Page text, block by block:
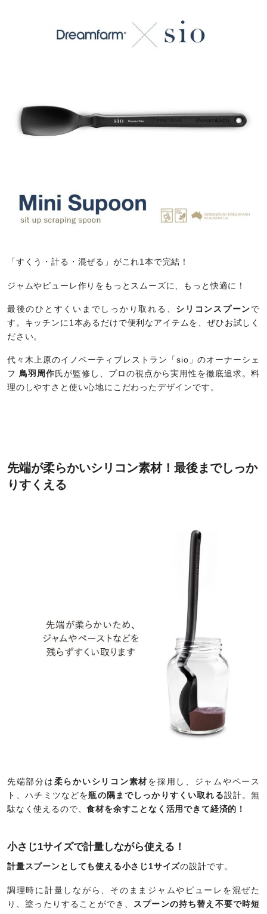
「すくう・計る・混ぜる」がこれ1本で完結！
ジャムやピューレ作りをもっとスムーズに、もっと快適に！
最後のひとすくいまでしっかり取れる、 シリコンスプーン で
す。キッチンに1本あるだけで便利なアイテムを、ぜひお試しく
ださい。
代々木上原のイノベーティブレストラン「sio」のオーナーシェ
フ 鳥羽周作 氏が監修し、プロの視点から実用性を徹底追求。料
理のしやすさと使い心地にこだわったデザインです。
先端が柔らかいシリコン素材！最後までしっか
りすくえる
先端部分は 柔らかいシリコン素材 を採用し、ジャムやペース
ト、ハチミツなどを瓶の隅までしっかりすくい取れる設計。無
駄なく使えるので、食材を余すことなく活用できて経済的！
小さじ1サイズで計量しながら使える！
計量スプーンとしても使える小さじ1サイズの設計です。
調理時に計量しながら、そのままジャムやピューレを混ぜた
り、塗ったりすることができ、
スプーンの持ち替え不要で時短